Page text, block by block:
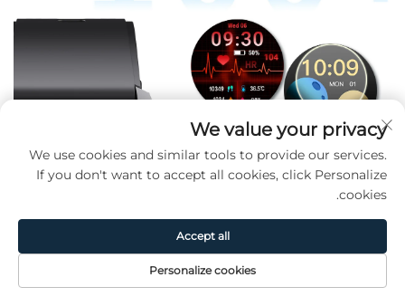
الصفحة الرئيسية المنتج حول اتصل بنا
We value your privacy
We use cookies and similar tools to provide our services.
If you don't want to accept all cookies, click Personalize
cookies.
Personalize cookies
Accept all